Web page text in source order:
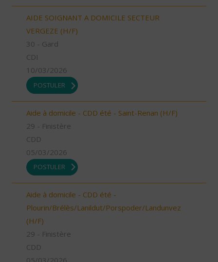
AIDE SOIGNANT A DOMICILE SECTEUR
VERGEZE (H/F)
30 - Gard
CDI
10/03/2026
POSTULER
Aide à domicile - CDD été - Saint-Renan (H/F)
29 - Finistère
CDD
05/03/2026
POSTULER
Aide à domicile - CDD été -
Plourin/Brélès/Lanildut/Porspoder/Landunvez
(H/F)
29 - Finistère
CDD